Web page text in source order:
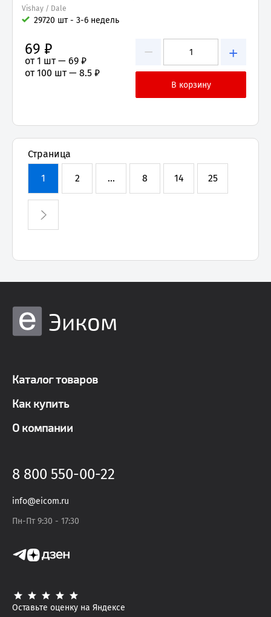
Vishay / Dale
29720 шт - 3-6 недель
− +
69 ₽
от 1 шт — 69 ₽
от 100 шт — 8.5 ₽
Страница
1 2 ... 8 14 25
Эиком
Каталог товаров
Как купить
О компании
8 800 550-00-22
info@eicom.ru
Пн-Пт 9:30 - 17:30
Оставьте оценку на Яндексе